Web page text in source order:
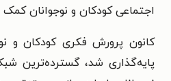
اجتماعی کودکان و نوجوانان
پایه‌گذاری شد، گسترده‌ترین